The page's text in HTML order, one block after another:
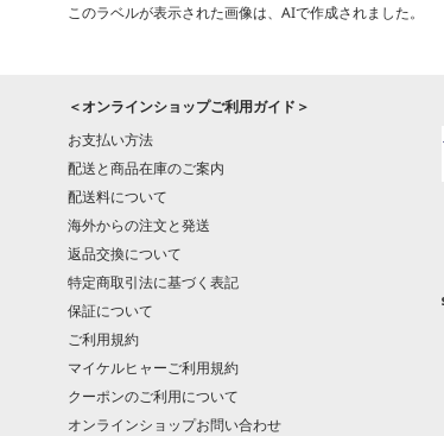
このラベルが表示された画像は、AIで作成されました。
＜オンラインショップご利用ガイド＞
お支払い方法
配送と商品在庫のご案内
配送料について
海外からの注文と発送
返品交換について
特定商取引法に基づく表記
保証について
ご利用規約
マイケルヒャーご利用規約
クーポンのご利用について
オンラインショップお問い合わせ